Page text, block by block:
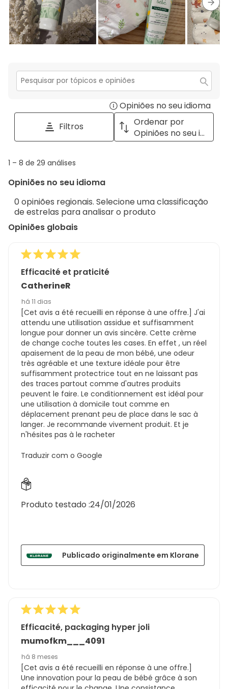
estrela.
Secção
Opiniões no seu idioma
a
with
Filtros
Ordenar por
Opiniões no seu idioma
1
8
29
análises
1 – 8 de 29 análises
Opiniões no seu idioma
0 opiniões regionais. Selecione uma classificação
de estrelas para analisar o produto
Opiniões globais
Efficacité et praticité
CatherineR
há 11 dias
[Cet avis a été recueilli en réponse à une offre.] J'ai
attendu une utilisation assidue et suffisamment
longue pour donner un avis sincère. Cette crème
de change coche toutes les cases. En effet , un réel
apaisement de la peau de mon bébé, une odeur
très agréable et une texture idéale pour être
suffisamment protectrice tout en ne laissant pas
des traces partout comme d'autres produits
peuvent le faire. Le conditionnement est idéal pour
une utilisation à domicile tout comme en
déplacement prenant peu de place dans le sac à
langer. Je recommande vivement produit. Et je
n'hésites pas à le racheter
Traduzir com o Google
Produto testado :24/01/2026
Publicado originalmente em Klorane
Efficacité, packaging hyper joli
mumofkm___4091
há 8 meses
[Cet avis a été recueilli en réponse à une offre.]
Une innovation pour la peau de bébé grâce à son